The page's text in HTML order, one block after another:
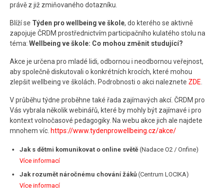
právě z již zmiňovaného dotazníku.
Blíží se Týden pro wellbeing ve škole, do kterého se aktivně
zapojuje ČRDM prostřednictvím participačního kulatého stolu na
téma: Wellbeing ve škole: Co mohou změnit studující?
Akce je určena pro mladé lidi, odbornou i neodbornou veřejnost,
aby společně diskutovali o konkrétních krocích, které mohou
zlepšit wellbeing ve školách. Podrobnosti o akci naleznete ZDE
V průběhu týdne proběhne také řada zajímavých akcí. ČRDM pro
Vás vybrala několik webinářů, které by mohly být zajímavé i pro
kontext volnočasové pedagogiky. Na webu akce jich ale najdete
mnohem víc. https://www.tydenprowellbeing.cz/akce/
Jak s dětmi komunikovat o online světě (Nadace O2 / Onfine)
Více informací
Jak rozumět náročnému chování žáků (Centrum LOCIKA)
Více informací